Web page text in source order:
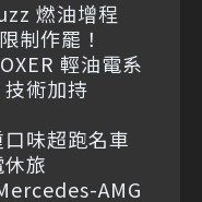
燃油增程
制作罷！
輕油電系
術加持
味超跑名車
旅
AMG